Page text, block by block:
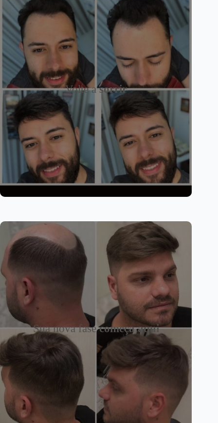
Volte asorrir
Sua nova fasecomeça aqui